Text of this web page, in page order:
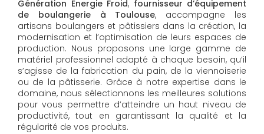
Génération Énergie Froid, fournisseur d’équipement
de boulangerie à Toulouse, accompagne les
artisans boulangers et pâtissiers dans la création, la
modernisation et l’optimisation de leurs espaces de
production. Nous proposons une large gamme de
matériel professionnel adapté à chaque besoin, qu’il
s’agisse de la fabrication du pain, de la viennoiserie
ou de la pâtisserie. Grâce à notre expertise dans le
domaine, nous sélectionnons les meilleures solutions
pour vous permettre d’atteindre un haut niveau de
productivité, tout en garantissant la qualité et la
régularité de vos produits.